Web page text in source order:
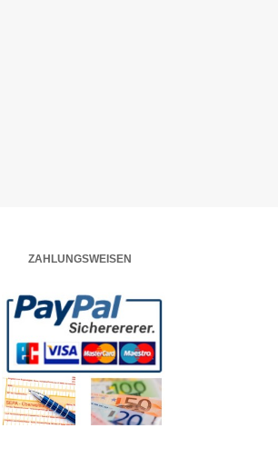
ZAHLUNGSWEISEN